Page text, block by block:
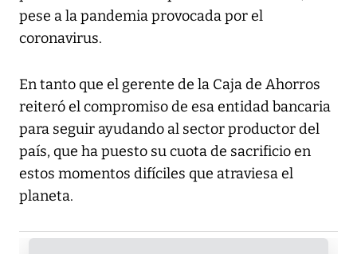
pese a la pandemia provocada por el
coronavirus.
En tanto que el gerente de la Caja de Ahorros
reiteró el compromiso de esa entidad bancaria
para seguir ayudando al sector productor del
país, que ha puesto su cuota de sacrificio en
estos momentos difíciles que atraviesa el
planeta.